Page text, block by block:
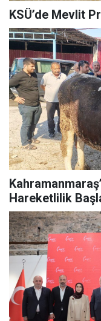
KSÜ’de Mevlit
Hareketlilik